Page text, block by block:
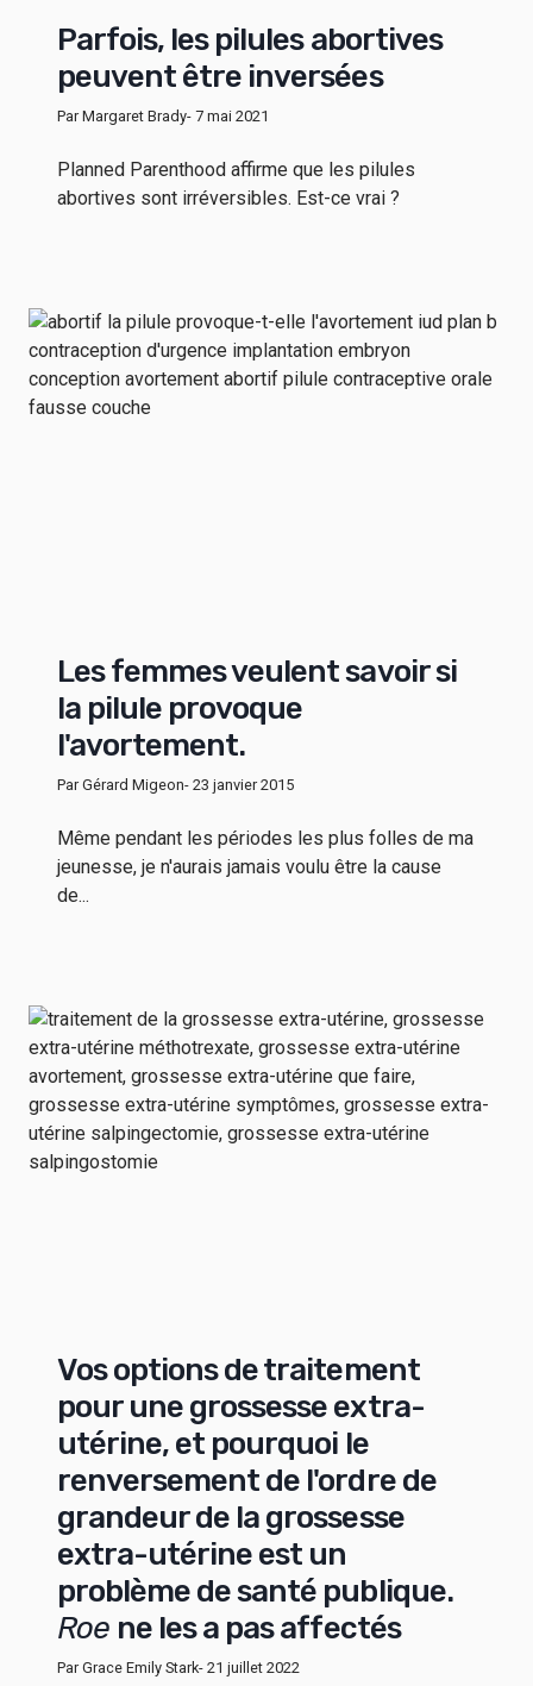
Parfois, les pilules abortives
peuvent être inversées
Par Margaret Brady- 7 mai 2021
Planned Parenthood affirme que les pilules
abortives sont irréversibles. Est-ce vrai ?
Les femmes veulent savoir si
la pilule provoque
l'avortement.
Par Gérard Migeon- 23 janvier 2015
Même pendant les périodes les plus folles de ma
jeunesse, je n'aurais jamais voulu être la cause
de...
Vos options de traitement
pour une grossesse extra-
utérine, et pourquoi le
renversement de l'ordre de
grandeur de la grossesse
extra-utérine est un
problème de santé publique.
Roe ne les a pas affectés
Par Grace Emily Stark- 21 juillet 2022